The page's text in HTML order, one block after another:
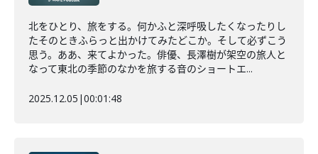
北をひとり、旅をする。何かふと深呼吸したくなったりし
たそのときふらっと出かけてみたどこか。そして必ずこう
思う。ああ、来てよかった。俳優、長澤樹が架空の旅人と
なって東北の季節のなかを旅する音のショートエ...
2025.12.05 |00:01:48